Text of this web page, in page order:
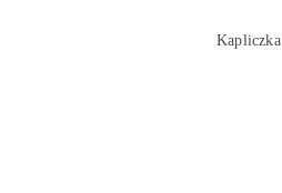
Kapliczka